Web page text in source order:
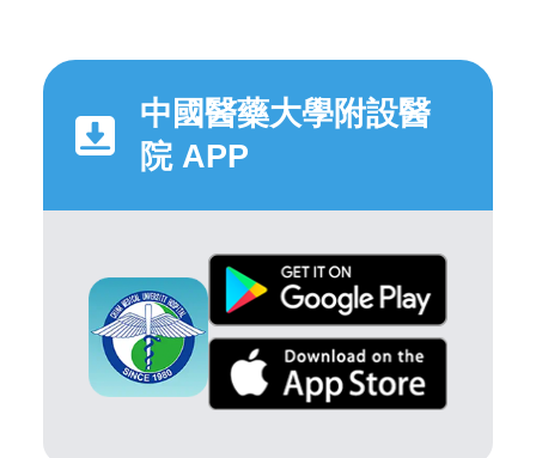
中國醫藥大學附設醫
院 APP